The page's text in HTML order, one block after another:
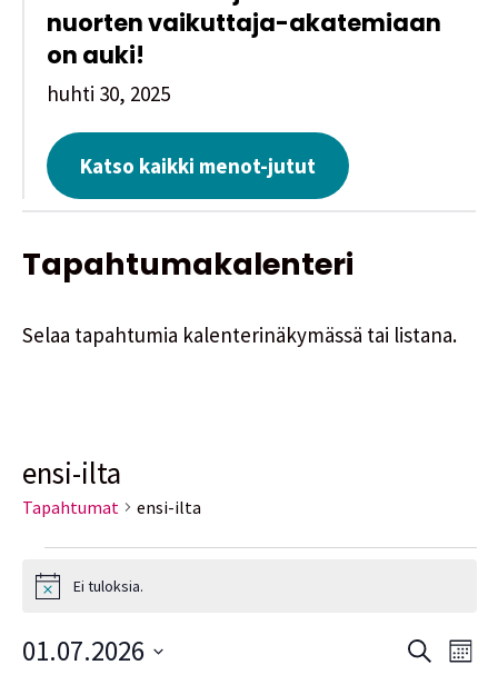
nuorten vaikuttaja-akatemiaan
on auki!
huhti 30, 2025
Katso kaikki menot-jutut
Tapahtumakalenteri
Selaa tapahtumia kalenterinäkymässä tai listana.
ensi-ilta
Tapahtumat ensi-ilta
NoticeEi tuloksia.
Etsi
01.07.2026